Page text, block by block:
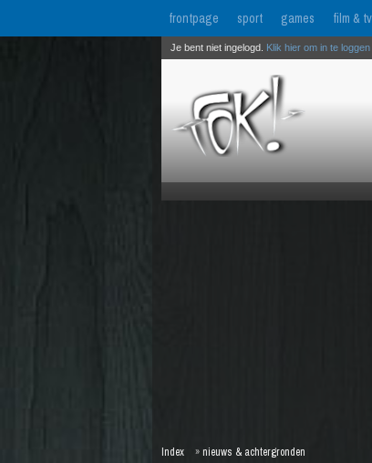
frontpage sport games film & tv
Je bent niet ingelogd. Klik hier om in te loggen
Index » nieuws & achtergronden